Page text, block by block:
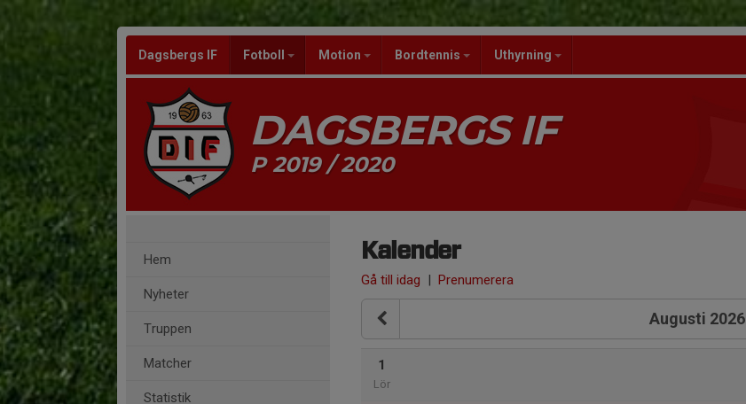
Dagsbergs IF Fotboll Motion Bordtennis Uthyrning
DAGSBERGS IF
P 2019 / 2020
Hem
Nyheter
Truppen
Matcher
Statistik
Kalender
Gå till idag | Prenumerera
Augusti 2026
1
Lör